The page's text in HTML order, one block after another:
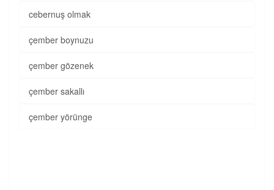
cebernuş olmak
çember boynuzu
çember gözenek
çember sakallı
çember yörünge